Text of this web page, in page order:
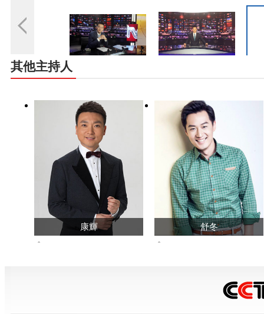
其他主持人
康輝 舒冬